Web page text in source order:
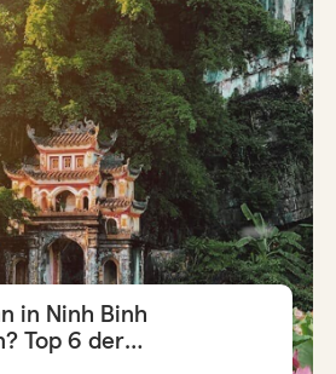
in Ninh Binh
Top 6 der